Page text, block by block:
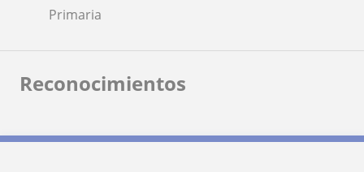
Primaria
Reconocimientos